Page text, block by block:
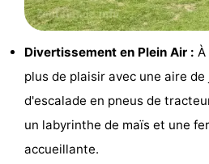
faire
Lieux
d'intérêt
Musées
Monuments
Divertissement en Plein Air :
plus de plaisir avec une aire
d'escalade en pneus de
un labyrinthe de maïs et une
accueillante.